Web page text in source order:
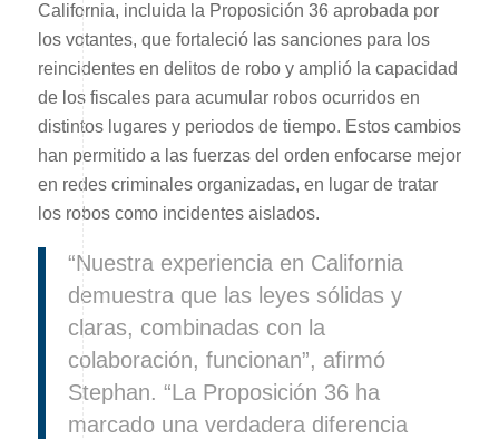
California, incluida la Proposición 36 aprobada por
los votantes, que fortaleció las sanciones para los
reincidentes en delitos de robo y amplió la capacidad
de los fiscales para acumular robos ocurridos en
distintos lugares y periodos de tiempo. Estos cambios
han permitido a las fuerzas del orden enfocarse mejor
en redes criminales organizadas, en lugar de tratar
los robos como incidentes aislados.
“Nuestra experiencia en California
demuestra que las leyes sólidas y
claras, combinadas con la
colaboración, funcionan”, afirmó
Stephan. “La Proposición 36 ha
marcado una verdadera diferencia